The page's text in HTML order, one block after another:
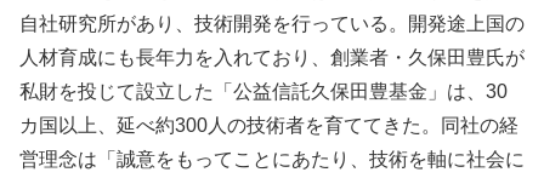
自社研究所があり、技術開発を行っている。開発途上国の
人材育成にも長年力を入れており、創業者・久保田豊氏が
私財を投じて設立した「公益信託久保田豊基金」は、30
カ国以上、延べ約300人の技術者を育ててきた。同社の経
営理念は「誠意をもってことにあたり、技術を軸に社会に